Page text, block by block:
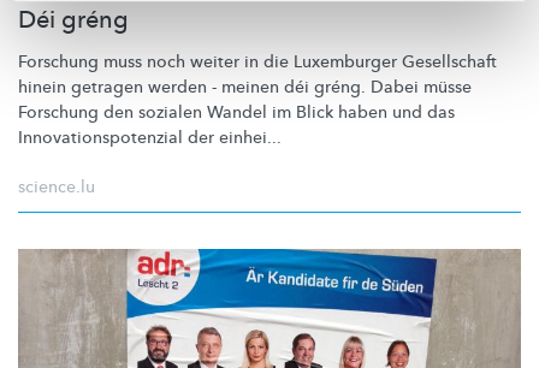
Déi gréng
Forschung muss noch weiter in die Luxemburger Gesellschaft
hinein getragen werden - meinen déi gréng. Dabei müsse
Forschung den sozialen Wandel im Blick haben und das
Innovationspotenzial der einhei...
science.lu